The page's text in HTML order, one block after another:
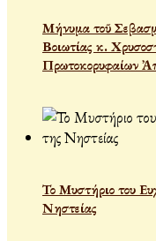
Μήνυμα τοῦ
Βοιωτίας κ.
Πρωτοκορυφαίων
Το Μυστήριο του
Νηστείας